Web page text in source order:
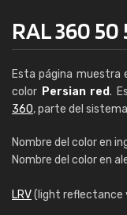
RAL 360
Esta página muestra
color Persian red.
360, parte del
Nombre del color en
Nombre del color en
LRV(light reflectance